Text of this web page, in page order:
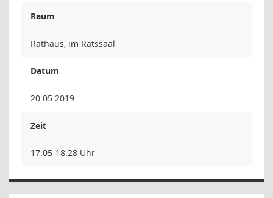
Raum
Rathaus, im Ratssaal
Datum
20.05.2019
Zeit
17:05-18:28 Uhr